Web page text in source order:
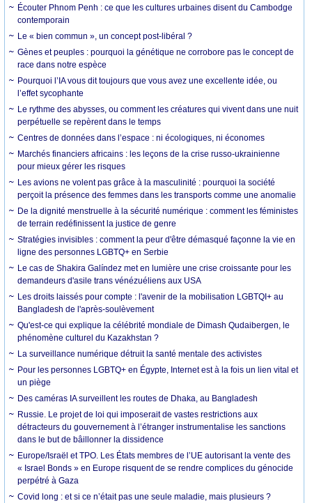
Écouter Phnom Penh : ce que les cultures urbaines disent du Cambodge
contemporain
Le « bien commun », un concept post-libéral ?
Gènes et peuples : pourquoi la génétique ne corrobore pas le concept de
race dans notre espèce
Pourquoi l’IA vous dit toujours que vous avez une excellente idée, ou
l’effet sycophante
Le rythme des abysses, ou comment les créatures qui vivent dans une nuit
perpétuelle se repèrent dans le temps
Centres de données dans l’espace : ni écologiques, ni économes
Marchés financiers africains : les leçons de la crise russo-ukrainienne
pour mieux gérer les risques
Les avions ne volent pas grâce à la masculinité : pourquoi la société
perçoit la présence des femmes dans les transports comme une anomalie
De la dignité menstruelle à la sécurité numérique : comment les féministes
de terrain redéfinissent la justice de genre
Stratégies invisibles : comment la peur d'être démasqué façonne la vie en
ligne des personnes LGBTQ+ en Serbie
Le cas de Shakira Galíndez met en lumière une crise croissante pour les
demandeurs d'asile trans vénézuéliens aux USA
Les droits laissés pour compte : l'avenir de la mobilisation LGBTQI+ au
Bangladesh de l'après-soulèvement
Qu'est-ce qui explique la célébrité mondiale de Dimash Qudaibergen, le
phénomène culturel du Kazakhstan ?
La surveillance numérique détruit la santé mentale des activistes
Pour les personnes LGBTQ+ en Égypte, Internet est à la fois un lien vital et
un piège
Des caméras IA surveillent les routes de Dhaka, au Bangladesh
Russie. Le projet de loi qui imposerait de vastes restrictions aux
détracteurs du gouvernement à l’étranger instrumentalise les sanctions
dans le but de bâillonner la dissidence
Europe/Israël et TPO. Les États membres de l’UE autorisant la vente des
« Israel Bonds » en Europe risquent de se rendre complices du génocide
perpétré à Gaza
Covid long : et si ce n’était pas une seule maladie, mais plusieurs ?